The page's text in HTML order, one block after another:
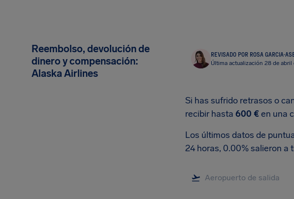
Reembolso, devolución de
dinero y compensación:
Alaska Airlines
REVISADO POR ROSA GARCIA·
Última actualización 28 de abril
Si has sufrido retrasos o
recibir hasta 600 €en una
Los últimos datos de
24 horas, 0.00% salieron a